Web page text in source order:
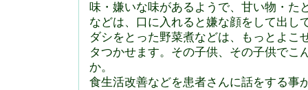
味・嫌いな味があるようで、甘い物・た
などは、口に入れると嫌な顔をして出し
ダシをとった野菜煮などは、もっとよこ
タつかせます。その子供、その子供でこ
か。
食生活改善などを患者さんに話をする事